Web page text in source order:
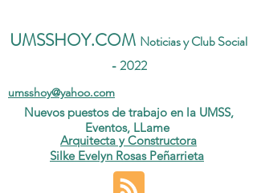
UMSSHOY.COM Noticias y Club Social
- 2022
Nuevos puestos de trabajo en la UMSS,
Eventos, LLame
umsshoy@yahoo.com
Arquitecta y Constructora
Silke Evelyn Rosas Peñarrieta